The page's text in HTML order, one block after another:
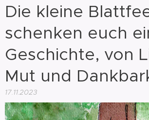
Die kleine
schenken euch
Geschichte, von
Mut und
17.11.2023